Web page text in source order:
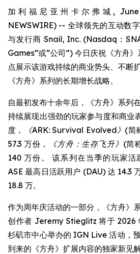
加利福尼亚州卡尔弗城, June
NEWSWIRE) -- 全球领先的互动数
与发行商 Snail, Inc. (Nasdaq：
Games”或“公司”) 今日庆祝《方舟
点展示该游戏持续的商业势头、不断
《方舟》系列的长期增长战略。
自最初发布十余年后，《方舟》系列
持续展现出强劲的玩家参与度和商业
度，
《ARK: Survival Evolved》 (简
57.3 万份，
《方舟：生存飞升》 (简
140 万份。 该系列在当季的玩家活
ASE 最高日活跃用户 (DAU) 达 14.3
18.8 万。
作为周年庆活动的一部分，《方舟》
创作者 Jeremy Stieglitz 将于 2026
杉矶市中心举办的 IGN Live 活动，
到来的《方舟》扩展内容的独家新见解